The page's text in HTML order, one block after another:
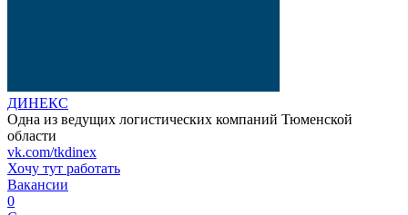
ДИНЕКС
Одна из ведущих логистических компаний Тюменской
области
vk.com/tkdinex
Хочу тут работать
Вакансии
0